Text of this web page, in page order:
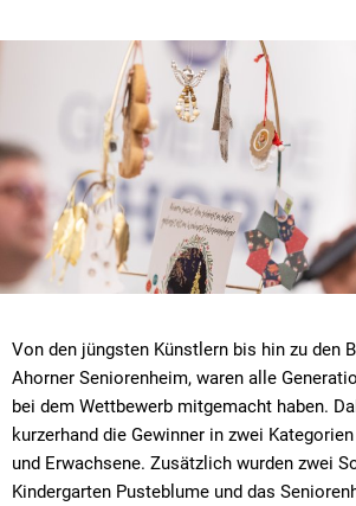
Von den jüngsten Künstlern bis hin zu den
Ahorner Seniorenheim, waren alle
bei dem Wettbewerb mitgemacht haben.
kurzerhand die Gewinner in zwei
und Erwachsene. Zusätzlich wurden zwei
Kindergarten Pusteblume und das